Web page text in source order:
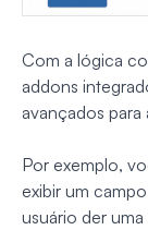
Com a lógica
addons
avançados
Por exemplo,
exibir um
usuário der